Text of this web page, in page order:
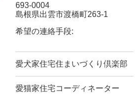
693-0004
島根県出雲市渡橋町263-1
希望の連絡手段:
愛犬家住宅住まいづくり倶楽部
愛猫家住宅コーディネーター